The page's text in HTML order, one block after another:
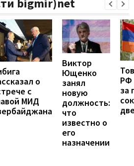
bigmir)net
о
с
МИД
Виктор
Ющенко
занял
новую
должность:
что
известно о
его
назначении
РФ
за